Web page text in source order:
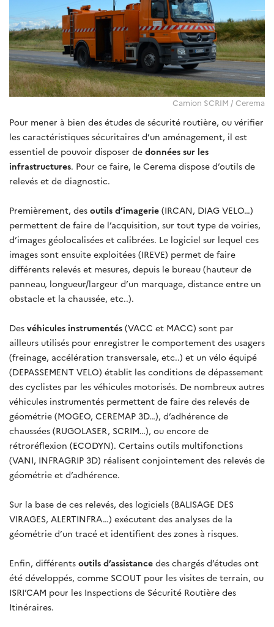
Camion SCRIM / Cerema
Pour mener à bien des études de sécurité routière, ou vérifier
les caractéristiques sécuritaires d’un aménagement, il est
essentiel de pouvoir disposer de données sur les
infrastructures. Pour ce faire, le Cerema dispose d’outils de
relevés et de diagnostic.
Premièrement, des outils d’imagerie (IRCAN, DIAG VELO…)
permettent de faire de l’acquisition, sur tout type de voiries,
d’images géolocalisées et calibrées. Le logiciel sur lequel ces
images sont ensuite exploitées (IREVE) permet de faire
différents relevés et mesures, depuis le bureau (hauteur de
panneau, longueur/largeur d’un marquage, distance entre un
obstacle et la chaussée, etc..).
Des véhicules instrumentés (VACC et MACC) sont par
ailleurs utilisés pour enregistrer le comportement des usagers
(freinage, accélération transversale, etc..) et un vélo équipé
(DEPASSEMENT VELO) établit les conditions de dépassement
des cyclistes par les véhicules motorisés. De nombreux autres
véhicules instrumentés permettent de faire des relevés de
géométrie (MOGEO, CEREMAP 3D…), d’adhérence de
chaussées (RUGOLASER, SCRIM…), ou encore de
rétroréflexion (ECODYN). Certains outils multifonctions
(VANI, INFRAGRIP 3D) réalisent conjointement des relevés de
géométrie et d’adhérence.
Sur la base de ces relevés, des logiciels (BALISAGE DES
VIRAGES, ALERTINFRA…) exécutent des analyses de la
géométrie d’un tracé et identifient des zones à risques.
Enfin, différents outils d’assistance des chargés d’études ont
été développés, comme SCOUT pour les visites de terrain, ou
ISRI’CAM pour les Inspections de Sécurité Routière des
Itinéraires.